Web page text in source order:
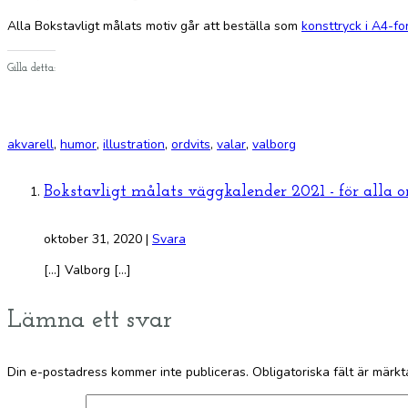
Alla Bokstavligt målats motiv går att beställa som konsttryck i A4-
Gilla detta:
akvarell, humor, illustration, ordvits, valar, valborg
Bokstavligt målats väggkalender 2021 - för alla
oktober 31, 2020 | Svara
[…] Valborg […]
Lämna ett svar
Din e-postadress kommer inte publiceras. Obligatoriska fält är